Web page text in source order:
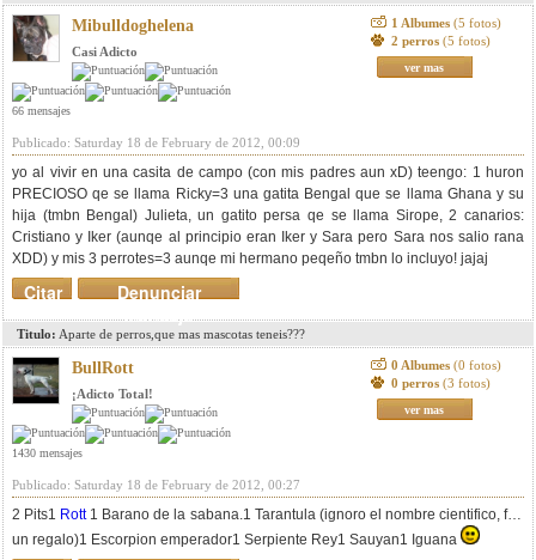
Mibulldoghelena
Casi Adicto
66 mensajes
1 Albumes (5 fotos)
2 perros (5 fotos)
ver mas
Publicado: Saturday 18 de February de 2012, 00:09
yo al vivir en una casita de campo (con mis padres aun xD) teengo: 1 huron
PRECIOSO qe se llama Ricky=3 una gatita Bengal que se llama Ghana y su
hija (tmbn Bengal) Julieta, un gatito persa qe se llama Sirope, 2 canarios:
Cristiano y Iker (aunqe al principio eran Iker y Sara pero Sara nos salio rana
XDD) y mis 3 perrotes=3 aunqe mi hermano peqeño tmbn lo incluyo! jajaj
Denunciar
mensaje
Citar
Titulo: Aparte de perros,que mas mascotas teneis???
BullRott
¡Adicto Total!
1430 mensajes
0 Albumes (0 fotos)
0 perros (3 fotos)
ver mas
Publicado: Saturday 18 de February de 2012, 00:27
2 Pits1 Rott1 Barano de la sabana.1 Tarantula (ignoro el nombre cientifico, fue
un regalo)1 Escorpion emperador1 Serpiente Rey1 Sauyan1 Iguana